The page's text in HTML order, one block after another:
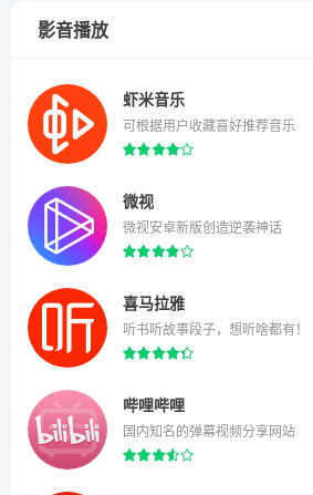
影音播放
虾米音乐
可根据用户收藏喜好推荐音乐
微视
微视安卓新版创造逆袭神话
喜马拉雅
听书听故事段子，想听啥都有！
哔哩哔哩
国内知名的弹幕视频分享网站